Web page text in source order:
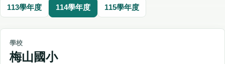
113學年度 114學年度 115學年度
學校
梅山國小